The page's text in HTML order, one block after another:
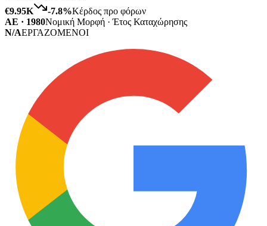
€9.95K
-7.8%Κέρδος προ φόρων
ΑΕ · 1980Νομική Μορφή · Έτος Καταχώρησης
N/AΕΡΓΑΖΟΜΕΝΟΙ